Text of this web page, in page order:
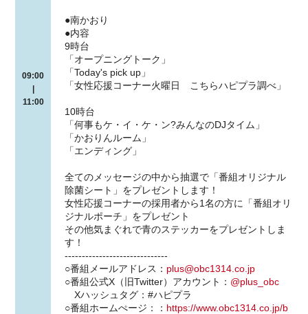
09:00
11:00
●南かおり
●内容
9時台
「オープニングトーク」
「Today's pick up」
「女性応援コーナー火曜日 こちらハピプラ調べ」
10時台
「何事もケ・イ・ケ・ン?みんなのDJタイム」
「かおりんルーム」
「エンディング」
全てのメッセージの中から抽選で「番組オリジナル
除菌シート」をプレゼントします！
女性応援コーナーの採用者から1名の方に「番組オリ
ジナルポーチ」をプレゼント
その他気まぐれで青のステッカーをプレゼントしま
す！
------------------------------
○番組メールアドレス： plus@obc1314.co.jp
○番組公式X（旧Twitter）アカウント： @plus_obc
Xハッシュタグ：#ハピプラ
○番組ホームぺージ：： https://www.obc1314.co.jp/b